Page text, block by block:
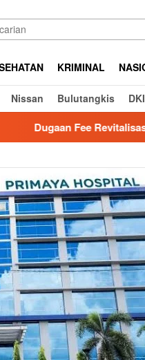
KRIMINAL
Nissan Bulutangkis
Fee Revitalisasi Sekolah